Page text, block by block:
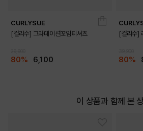
DETAILS
CURLYSUE
[컬리수] 그라데이션꼬임티셔츠
80% 6,100
[컬리수]
80%
이 상품과 함께 본